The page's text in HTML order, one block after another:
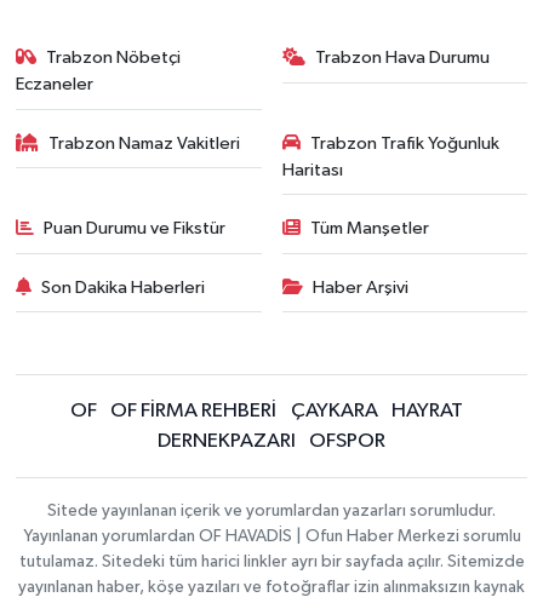
Trabzon Nöbetçi
Eczaneler
Trabzon Hava Durumu
Trabzon Namaz Vakitleri
Trabzon Trafik Yoğunluk
Haritası
Puan Durumu ve Fikstür Tüm Manşetler
Son Dakika Haberleri Haber Arşivi
OF OF FİRMA REHBERİ ÇAYKARA
HAYRAT
DERNEKPAZARI
OFSPOR
Sitede yayınlanan içerik ve yorumlardan yazarları sorumludur.
Yayınlanan yorumlardan OF HAVADİS | Ofun Haber Merkezi sorumlu
tutulamaz. Sitedeki tüm harici linkler ayrı bir sayfada açılır. Sitemizde
yayınlanan haber, köşe yazıları ve fotoğraflar izin alınmaksızın kaynak